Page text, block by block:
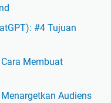
#4 Tujuan
Membuat
Audiens